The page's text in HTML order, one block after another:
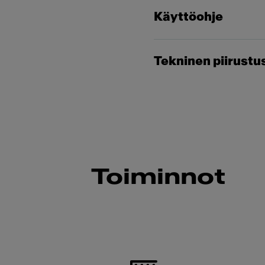
Käyttöohje
Tekninen
Toiminnot